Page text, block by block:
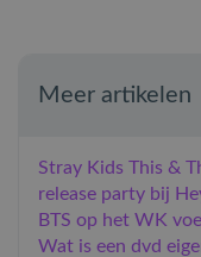
Meer artikelen
Stray Kids This &
release party bij
BTS op het WK
Wat is een dvd